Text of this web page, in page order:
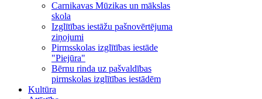
Carnikavas Mūzikas un mākslas
skola
Izglītības iestāžu pašnovērtējuma
ziņojumi
Pirmsskolas izglītības iestāde
"Piejūra"
Bērnu rinda uz pašvaldības
pirmskolas izglītības iestādēm
Kultūra